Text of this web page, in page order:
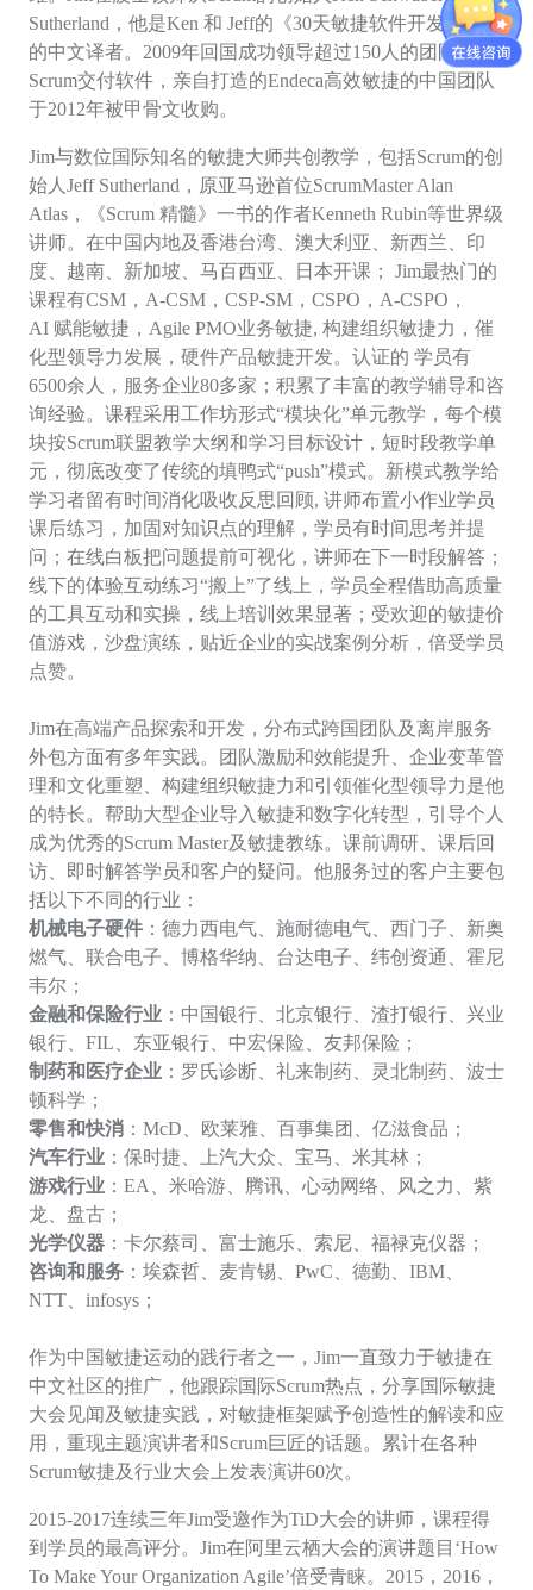
Sutherland，他是Ken 和 Jeff的《30天敏捷软件开发》一书
的中文译者。2009年回国成功领导超过150人的团队采用
Scrum交付软件，亲自打造的Endeca高效敏捷的中国团队
于2012年被甲骨文收购。
Jim与数位国际知名的敏捷大师共创教学，包括Scrum的创
始人Jeff Sutherland，原亚马逊首位ScrumMaster Alan
Atlas，《Scrum 精髓》一书的作者Kenneth Rubin等世界级
讲师。在中国内地及香港台湾、澳大利亚、新西兰、印
度、越南、新加坡、马百西亚、日本开课； Jim最热门的
课程有CSM，A-CSM，CSP-SM，CSPO，A-CSPO，
AI 赋能敏捷， Agile PMO业务敏捷, 构建组织敏捷力，催
化型领导力发展，硬件产品敏捷开发。认证的 学员有
6500余人，服务企业80多家；积累了丰富的教学辅导和咨
询经验。课程采用工作坊形式“模块化”单元教学，每个模
块按Scrum联盟教学大纲和学习目标设计， 短时段教学单
元，彻底改变了传统的填鸭式“push”模式。新模式教学给
学习者留有时间消化吸收反思回顾, 讲师布置小作业学员
课后练习，加固对知识点的理解，学员有时间思考并提
问；在线白板把问题提前可视化，讲师在下一时段解答；
线下的体验互动练习“搬上”了线上，学员全程借助高质量
的工具互动和实操，线上培训效果显著；受欢迎的敏捷价
值游戏，沙盘演练，贴近企业的实战案例分析，倍受学员
点赞。
Jim在高端产品探索和开发，分布式跨国团队及离岸服务
外包方面有多年实践。团队激励和效能提升、企业变革管
理和文化重塑、构建组织敏捷力和引领催化型领导力是他
的特长。帮助大型企业导入敏捷和数字化转型，引导个人
成为优秀的Scrum Master及敏捷教练。课前调研、课后回
访、即时解答学员和客户的疑问。他服务过的客户主要包
括以下不同的行业 ：
机械电子硬件 ： 德力西电气、施耐德电气、西门子、新奥
燃气、联合电子、博格华纳、台达电子、纬创资通、霍尼
韦尔；
金融和保险行业 ：中国银行、北京银行、渣打银行、兴业
银行、 FIL、东亚银行、中宏保险、友邦保险；
制药和医疗企业 ：罗氏诊断、礼来制药、灵北制药、波士
顿科学；
零售和快消 ： McD、欧莱雅、百事集团、亿滋食品；
汽车行业 ：保时捷、上汽大众、宝马、米其林；
游戏行业 ： EA、米哈游、腾讯、心动网络、风之力、紫
龙、盘古；
光学仪器 ：卡尔蔡司、富士施乐、索尼、福禄克仪器；
咨询和服务 ：埃森哲、麦肯锡、 PwC、德勤、IBM、
NTT、infosys ；
作为中国敏捷运动的践行者之一， Jim一直致力于敏捷在
中文社区的推广，他跟踪国际Scrum热点，分享国际敏捷
大会见闻及敏捷实践，对敏捷框架赋予创造性的解读和应
用，重现主题演讲者和Scrum巨匠的话题。累计在各种
Scrum敏捷及行业大会上发表演讲60次。
2015-2017连续三年Jim受邀作为TiD大会的讲师，课程得
到学员的最高评分。Jim在阿里云栖大会的演讲题目‘How
To Make Your Organization Agile’倍受青睐。2015，2016，